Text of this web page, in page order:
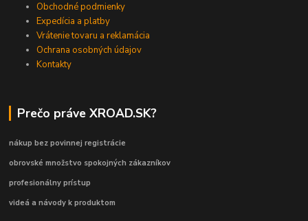
Obchodné podmienky
Expedícia a platby
Vrátenie tovaru a reklamácia
Ochrana osobných údajov
Kontakty
Prečo práve XROAD.SK?
nákup bez povinnej registrácie
obrovské množstvo spokojných zákazníkov
profesionálny prístup
videá a návody k produktom